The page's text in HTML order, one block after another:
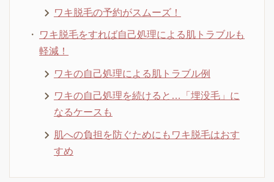
ワキ脱毛の予約がスムーズ！
ワキ脱毛をすれば自己処理による肌トラブルも
軽減！
ワキの自己処理による肌トラブル例
ワキの自己処理を続けると…「埋没毛」に
なるケースも
肌への負担を防ぐためにもワキ脱毛はおす
すめ